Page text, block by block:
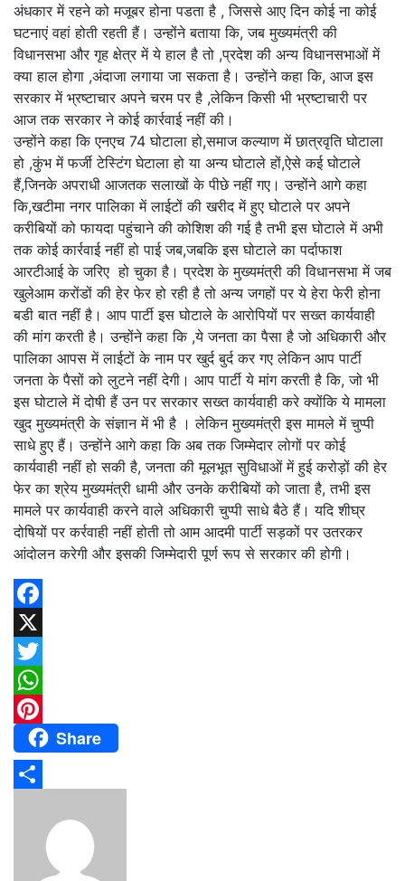
अंधकार में रहने को मजूबर होना पडता है , जिससे आए दिन कोई ना कोई
घटनाएं वहां होती रहती हैं। उन्होंने बताया कि, जब मुख्यमंत्री की
विधानसभा और गृह क्षेत्र में ये हाल है तो ,प्रदेश की अन्य विधानसभाओं में
क्या हाल होगा ,अंदाजा लगाया जा सकता है। उन्होंने कहा कि, आज इस
सरकार में भ्रष्टाचार अपने चरम पर है ,लेकिन किसी भी भ्रष्टाचारी पर
आज तक सरकार ने कोई कार्रवाई नहीं की।
उन्होंने कहा कि एनएच 74 घोटाला हो,समाज कल्याण में छात्रवृति घोटाला
हो ,कुंभ में फर्जी टेस्टिंग घेटाला हो या अन्य घोटाले हों,ऐसे कई घोटाले
हैं,जिनके अपराधी आजतक सलाखों के पीछे नहीं गए। उन्होंने आगे कहा
कि,खटीमा नगर पालिका में लाईटों की खरीद में हुए घोटाले पर अपने
करीबियों को फायदा पहुंचाने की कोशिश की गई है तभी इस घोटाले में अभी
तक कोई कार्रवाई नहीं हो पाई जब,जबकि इस घोटाले का पर्दाफाश
आरटीआई के जरिए हो चुका है। प्रदेश के मुख्यमंत्री की विधानसभा में जब
खुलेआम करोंडों की हेर फेर हो रही है तो अन्य जगहों पर ये हेरा फेरी होना
बडी बात नहीं है। आप पार्टी इस घोटाले के आरोपियों पर सख्त कार्यवाही
की मांग करती है। उन्होंने कहा कि ,ये जनता का पैसा है जो अधिकारी और
पालिका आपस में लाईटों के नाम पर खुर्द बुर्द कर गए लेकिन आप पार्टी
जनता के पैसों को लुटने नहीं देगी। आप पार्टी ये मांग करती है कि, जो भी
इस घोटाले में दोषी हैं उन पर सरकार सख्त कार्यवाही करे क्योंकि ये मामला
खुद मुख्यमंत्री के संज्ञान में भी है । लेकिन मुख्यमंत्री इस मामले में चुप्पी
साधे हुए हैं। उन्होंने आगे कहा कि अब तक जिम्मेदार लोगों पर कोई
कार्यवाही नहीं हो सकी है, जनता की मूलभूत सुविधाओं में हुई करोड़ों की हेर
फेर का श्रेय मुख्यमंत्री धामी और उनके करीबियों को जाता है, तभी इस
मामले पर कार्यवाही करने वाले अधिकारी चुप्पी साधे बैठे हैं। यदि शीघ्र
दोषियों पर कर्रवाही नहीं होती तो आम आदमी पार्टी सड़कों पर उतरकर
आंदोलन करेगी और इसकी जिम्मेदारी पूर्ण रूप से सरकार की होगी।
Facebook
X
Twitter
WhatsApp
PinterestShare